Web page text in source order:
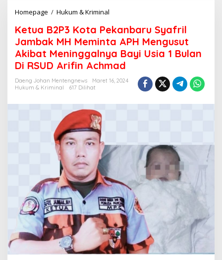
Homepage / Hukum & Kriminal
t
u
a
B
2
3
k
a
a
r
u
S
y
a
f
r
i
Ketua B2P3 Kota Pekanbaru Syafril
Jambak MH Meminta APH Mengusut
Akibat Meninggalnya Bayi Usia 1 Bulan
Di RSUD Arifin Achmad
Daeng Johan Mentengnews
Maret 16, 2024
Hukum & Kriminal
617 Dilihat